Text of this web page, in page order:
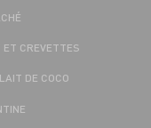
ET CREVETTES
DE COCO